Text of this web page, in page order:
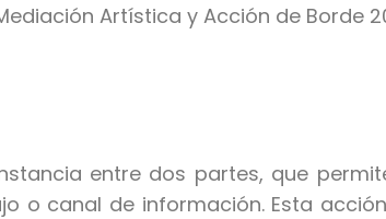
Artística y Acción de Borde
entre dos partes, que
o canal de información. Esta